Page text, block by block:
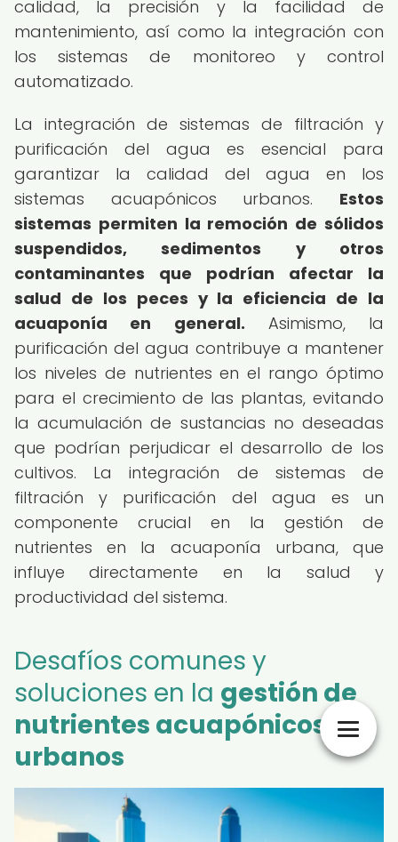
calidad, la precisión y la facilidad de
mantenimiento, así como la integración con
los sistemas de monitoreo y control
automatizado.
La integración de sistemas de filtración y
purificación del agua es esencial para
garantizar la calidad del agua en los
sistemas acuapónicos urbanos. Estos
sistemas permiten la remoción de sólidos
suspendidos, sedimentos y otros
contaminantes que podrían afectar la
salud de los peces y la eficiencia de la
acuaponía en general. Asimismo, la
purificación del agua contribuye a mantener
los niveles de nutrientes en el rango óptimo
para el crecimiento de las plantas, evitando
la acumulación de sustancias no deseadas
que podrían perjudicar el desarrollo de los
cultivos. La integración de sistemas de
filtración y purificación del agua es un
componente crucial en la gestión de
nutrientes en la acuaponía urbana, que
influye directamente en la salud y
productividad del sistema.
Desafíos comunes y
soluciones en la gestión de
nutrientes acuapónicos
urbanos